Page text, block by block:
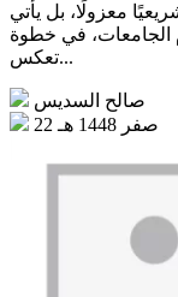
معزولًا، بل يأتي
الجامعات، في خطوة
تعكس...
صالح السديس
22 صفر 1448 هـ